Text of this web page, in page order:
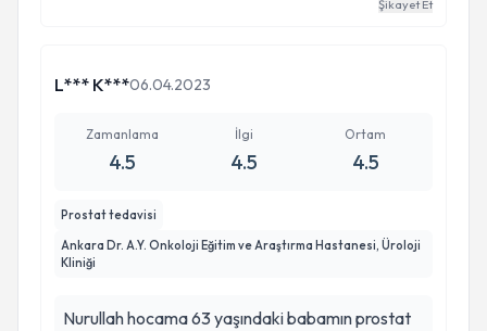
Şikayet Et
L*** K***06.04.2023
Zamanlama
4.5
İlgi
4.5
Ortam
4.5
Prostat tedavisi
Ankara Dr. A.Y. Onkoloji Eğitim ve Araştırma Hastanesi, Üroloji
Kliniği
Nurullah hocama 63 yaşındaki babamın prostat